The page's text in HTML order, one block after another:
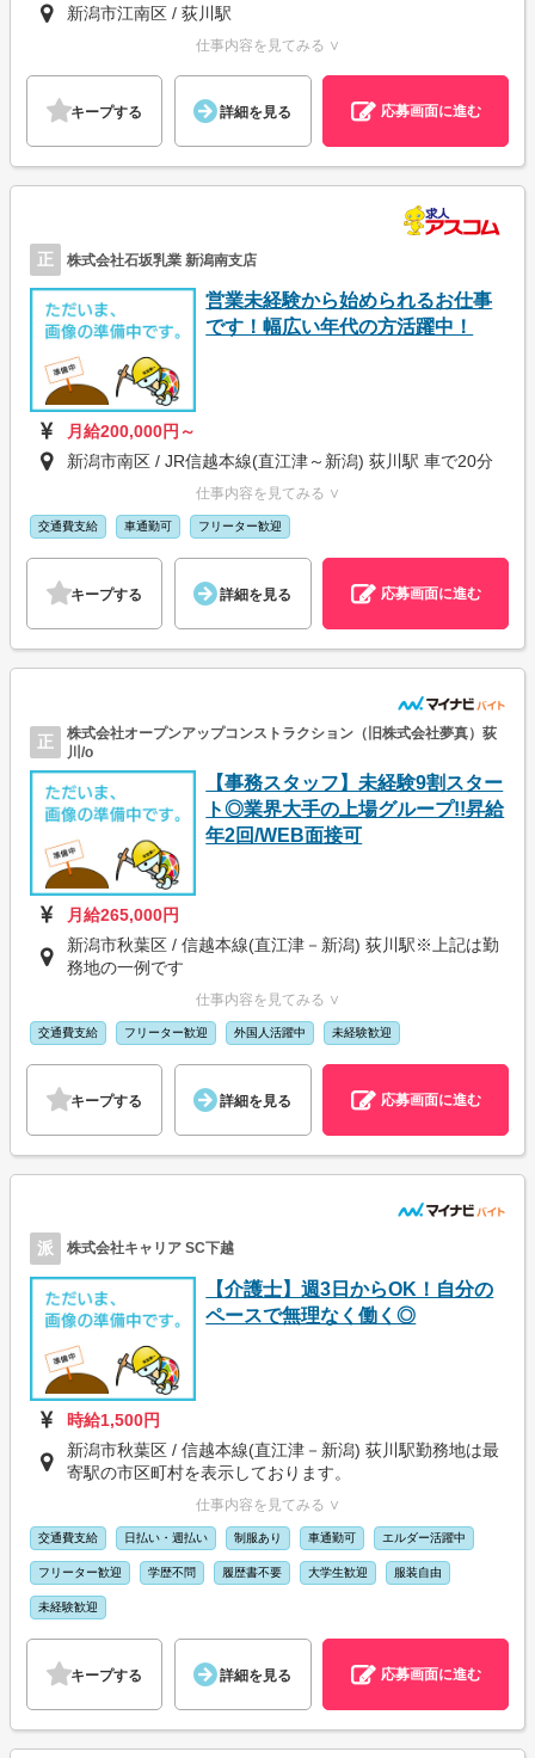
新潟市江南区 / 荻川駅
仕事内容を見てみる ∨
キープする 詳細を見る 応募画面に進む
正 株式会社石坂乳業 新潟南支店
営業未経験から始められるお仕事
です！幅広い年代の方活躍中！
月給200,000円～
新潟市南区 / JR信越本線(直江津～新潟) 荻川駅 車で20分
仕事内容を見てみる ∨
交通費支給 車通勤可 フリーター歓迎
キープする 詳細を見る 応募画面に進む
正
株式会社オープンアップコンストラクション（旧株式会社夢真）荻
川/o
【事務スタッフ】未経験9割スター
ト◎業界大手の上場グループ!!昇給
年2回/WEB面接可
月給265,000円
新潟市秋葉区 / 信越本線(直江津－新潟) 荻川駅※上記は勤
務地の一例です
仕事内容を見てみる ∨
交通費支給 フリーター歓迎 外国人活躍中 未経験歓迎
キープする 詳細を見る 応募画面に進む
派 株式会社キャリア SC下越
【介護士】週3日からOK！自分の
ペースで無理なく働く◎
時給1,500円
新潟市秋葉区 / 信越本線(直江津－新潟) 荻川駅勤務地は最
寄駅の市区町村を表示しております。
仕事内容を見てみる ∨
交通費支給 日払い・週払い 制服あり 車通勤可 エルダー活躍中
フリーター歓迎 学歴不問 履歴書不要 大学生歓迎 服装自由
未経験歓迎
キープする 詳細を見る 応募画面に進む